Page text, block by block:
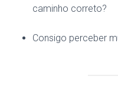
caminho correto?
Consigo perceber